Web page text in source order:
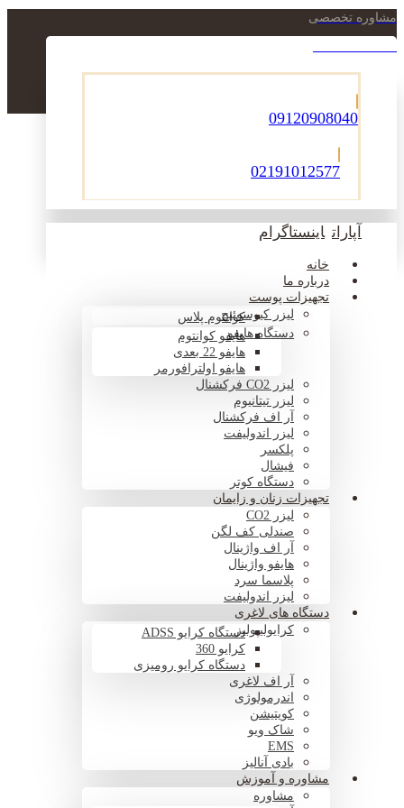
مشاوره تخصصی
09120908040
02191012577
آپارات اینستاگرام
خانه
درباره ما
تجهیزات پوست
لیزر کیوسوئیچکوانتوم پلاس
دستگاه هایفوهایفو کوانتوم
هایفو 22 بعدی
هایفو اولترافورمر
لیزر CO2 فرکشنال
لیزر تیتانیوم
آر اف فرکشنال
لیزر اندولیفت
پلکسر
فیشال
دستگاه کوتر
تجهیزات زنان و زایمان
لیزر CO2
صندلی کف لگن
آر اف واژینال
هایفو واژینال
پلاسما سرد
لیزر اندولیفت
دستگاه های لاغری
کرایولیپولیزدستگاه کرایو ADSS
کرایو 360
دستگاه کرایو رومیزی
آر اف لاغری
اندرمولوژی
کویتیشن
شاک ویو
EMS
بادی آنالیز
مشاوره و آموزش
مشاوره